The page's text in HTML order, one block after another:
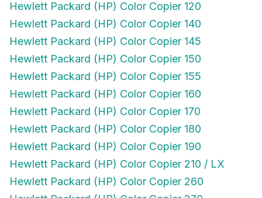
Hewlett Packard (HP) Color Copier 140
Hewlett Packard (HP) Color Copier 145
Hewlett Packard (HP) Color Copier 150
Hewlett Packard (HP) Color Copier 155
Hewlett Packard (HP) Color Copier 160
Hewlett Packard (HP) Color Copier 170
Hewlett Packard (HP) Color Copier 180
Hewlett Packard (HP) Color Copier 190
Hewlett Packard (HP) Color Copier 210 / LX
Hewlett Packard (HP) Color Copier 260
Hewlett Packard (HP) Color Copier 270